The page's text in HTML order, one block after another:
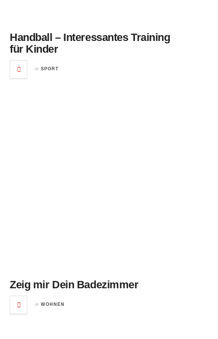
Handball – Interessantes Training
für Kinder
in SPORT
Zeig mir Dein Badezimmer
in WOHNEN